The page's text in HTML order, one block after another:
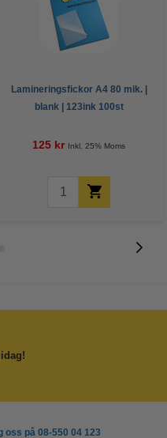
Lamineringsfickor A4 80 mik. |
blank | 123ink 100st
125 kr Inkl. 25% Moms
oss på 08-550 04 123